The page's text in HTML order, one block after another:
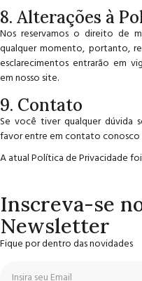
8. Alterações à
Nos reservamos o direito de
qualquer momento, portanto,
esclarecimentos entrarão em
em nosso site.
9. Contato
Se você tiver qualquer dúvida
favor entre em contato conosco
A atual Política de Privacidade
Inscreva-se
Newsletter
Fique por dentro das novidades